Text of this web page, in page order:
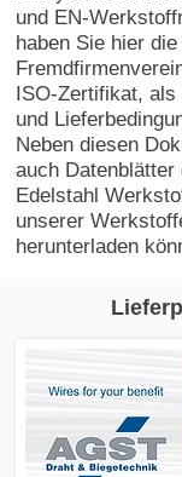
und EN-
haben Sie hier
ISO-Zertifikat, als
und
Neben diesen
auch Datenblätter
Edelstahl
unserer
herunterladen